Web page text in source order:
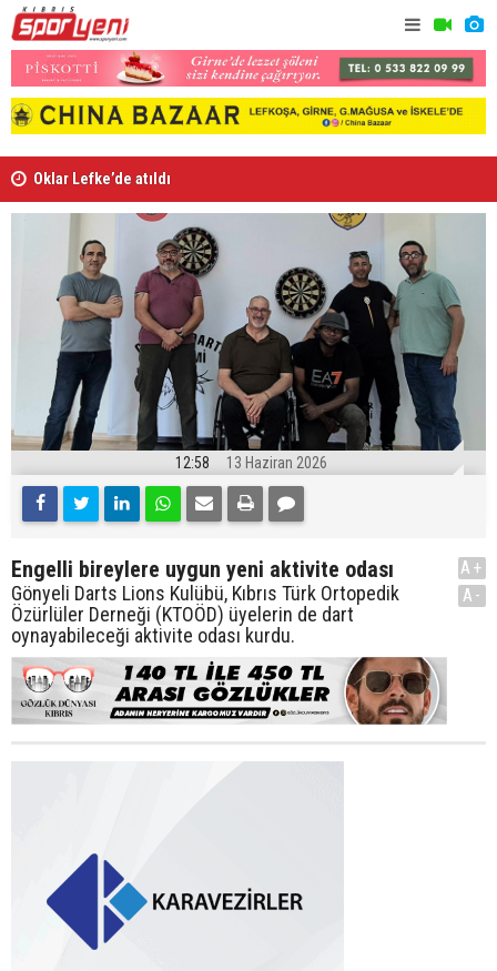
Oklar Lefke’de atıldı
12:58 13 Haziran 2026
Engelli bireylere uygun yeni aktivite odası
Gönyeli Darts Lions Kulübü, Kıbrıs Türk Ortopedik
Özürlüler Derneği (KTOÖD) üyelerin de dart
oynayabileceği aktivite odası kurdu.
A+
A-